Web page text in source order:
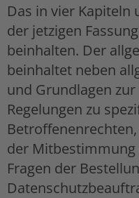
Das in vier Kapiteln
der jetzigen
beinhalten. Der
beinhaltet neben
und Grundlagen
Regelungen zu
der Mitbestimmung
Fragen der